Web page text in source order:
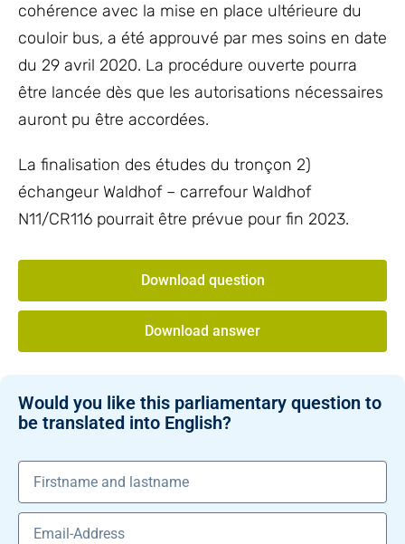
cohérence avec la mise en place ultérieure du
couloir bus, a été approuvé par mes soins en date
du 29 avril 2020. La procédure ouverte pourra
être lancée dès que les autorisations nécessaires
auront pu être accordées.
La finalisation des études du tronçon 2)
échangeur Waldhof – carrefour Waldhof
N11/CR116 pourrait être prévue pour fin 2023.
Download question
Download answer
Would you like this parliamentary question to
be translated into English?